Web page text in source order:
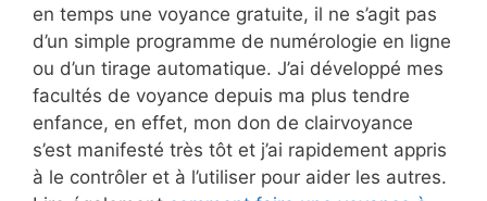
en temps une voyance gratuite, il ne s’agit pas
d’un simple programme de numérologie en ligne
ou d’un tirage automatique. J’ai développé mes
facultés de voyance depuis ma plus tendre
enfance, en effet, mon don de clairvoyance
s’est manifesté très tôt et j’ai rapidement appris
à le contrôler et à l’utiliser pour aider les autres.